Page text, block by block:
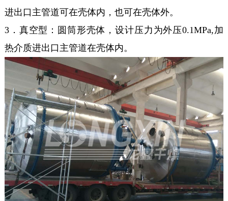
进出口主管道可在壳体内，也可在壳体外。
3．真空型：圆筒形壳体，设计压力为外压0.1MPa,加
热介质进出口主管道在壳体内。